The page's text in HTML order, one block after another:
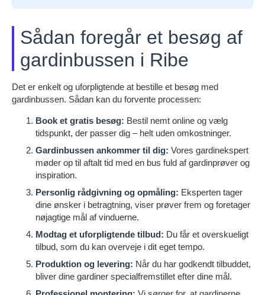
Sådan foregår et besøg af
gardinbussen i Ribe
Det er enkelt og uforpligtende at bestille et besøg med
gardinbussen. Sådan kan du forvente processen:
Book et gratis besøg: Bestil nemt online og vælg
tidspunkt, der passer dig – helt uden omkostninger.
Gardinbussen ankommer til dig: Vores gardinekspert
møder op til aftalt tid med en bus fuld af gardinprøver og
inspiration.
Personlig rådgivning og opmåling: Eksperten tager
dine ønsker i betragtning, viser prøver frem og foretager
nøjagtige mål af vinduerne.
Modtag et uforpligtende tilbud: Du får et overskueligt
tilbud, som du kan overveje i dit eget tempo.
Produktion og levering: Når du har godkendt tilbuddet,
bliver dine gardiner specialfremstillet efter dine mål.